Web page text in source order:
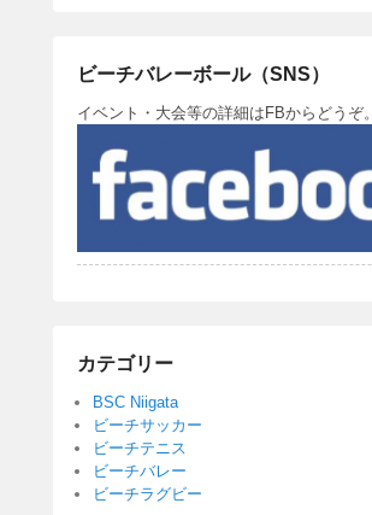
o
o
k
ビーチバレーボール（SNS）
イベント・大会等の詳細はFBからどうぞ。
カテゴリー
BSC Niigata
ビーチサッカー
ビーチテニス
ビーチバレー
ビーチラグビー